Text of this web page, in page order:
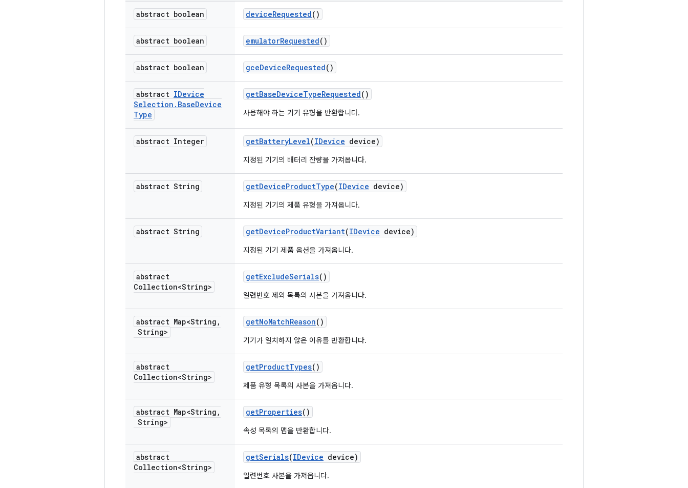
abstract boolean deviceRequested()
abstract boolean emulatorRequested()
abstract boolean gceDeviceRequested()
abstract IDevice
Selection . BaseDevice
Type
getBaseDeviceTypeRequested()
사용해야 하는 기기 유형을 반환합니다.
abstract Integer getBatteryLevel(IDevice device)
지정된 기기의 배터리 잔량을 가져옵니다.
abstract String getDeviceProductType(IDevice device)
지정된 기기의 제품 유형을 가져옵니다.
abstract String getDeviceProductVariant(IDevice device)
지정된 기기 제품 옵션을 가져옵니다.
abstract
Collection<String>
getExcludeSerials()
일련번호 제외 목록의 사본을 가져옵니다.
abstract Map<String ,
String>
getNoMatchReason()
기기가 일치하지 않은 이유를 반환합니다.
abstract
Collection<String>
getProductTypes()
제품 유형 목록의 사본을 가져옵니다.
abstract Map<String ,
String>
getProperties()
속성 목록의 맵을 반환합니다.
abstract
Collection<String>
getSerials(IDevice device)
일련번호 사본을 가져옵니다.